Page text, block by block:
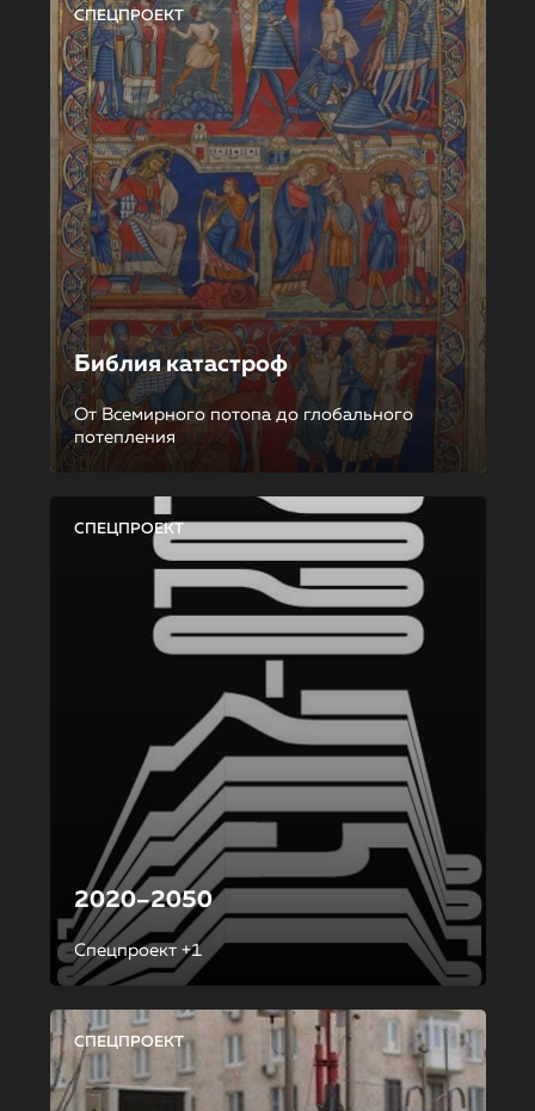
СПЕЦПРОЕКТ
Библия катастроф
От Всемирного потопа до глобального
потепления
СПЕЦПРОЕКТ
2020–2050
Спецпроект +1
СПЕЦПРОЕКТ